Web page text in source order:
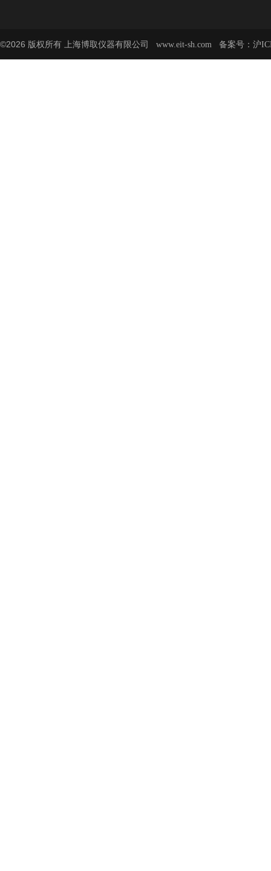
©2026 版权所有 上海博取仪器有限公司 www.eit-sh.com 备案号： 沪